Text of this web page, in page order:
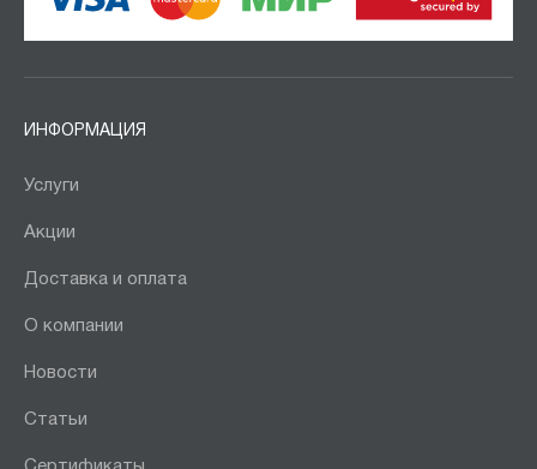
ИНФОРМАЦИЯ
Услуги
Акции
Доставка и оплата
О компании
Новости
Статьи